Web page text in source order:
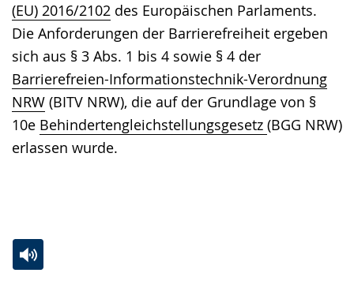
(EU) 2016/2102 des Europäischen Parlaments.
Die Anforderungen der Barrierefreiheit ergeben
sich aus § 3 Abs. 1 bis 4 sowie § 4 der
Barrierefreien-Informationstechnik-Verordnung
NRW (BITV NRW), die auf der Grundlage von §
10e Behindertengleichstellungsgesetz (BGG NRW)
erlassen wurde.